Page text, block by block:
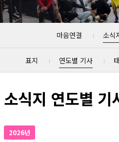
마음연결 소식
표지 연도별 기사
소식지 연도별 기
2026년